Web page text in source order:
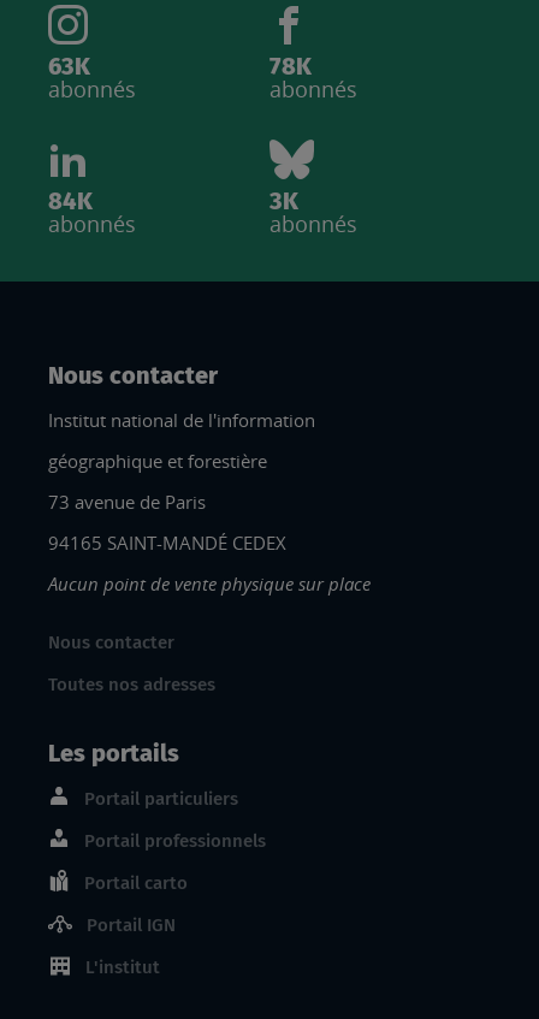
63K
abonnés
78K
abonnés
84K
abonnés
3K
abonnés
Nous contacter
Institut national de l'information
géographique et forestière
73 avenue de Paris
94165 SAINT-MANDÉ CEDEX
Aucun point de vente physique sur place
Nous contacter
Toutes nos adresses
Les portails
Portail particuliers
Portail professionnels
Portail carto
Portail IGN
L'institut